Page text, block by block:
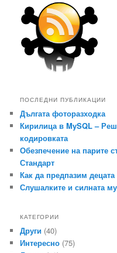
ПОСЛЕДНИ ПУБЛИКАЦИИ
Дългата фоторазходка
Кирилица в MySQL –
кодировката
Обезпечение на парите
Стандарт
Как да предпазим
Слушалките и силната
КАТЕГОРИИ
Други (40)
Интересно (75)